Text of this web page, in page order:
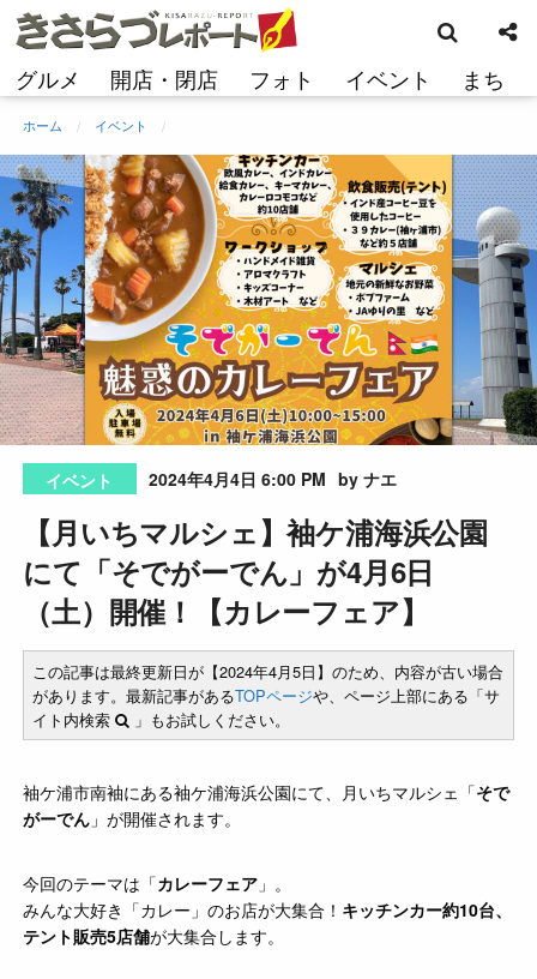
コ
ン
ン
へ
ス
キ
ッ
プ
グルメ 開店・閉店 フォト イベント まち
索
ホーム イベント
イベント 2024年4月4日 6:00 PM by ナエ
【月いちマルシェ】袖ケ浦海浜公園
にて「そでがーでん」が4月6日
（土）開催！【カレーフェア】
この記事は最終更新日が【2024年4月5日】のため、内容が古い場合
があります。最新記事があるTOPページや、ページ上部にある「サ
イト内検索
」もお試しください。
袖ケ浦市南袖にある袖ケ浦海浜公園にて、月いちマルシェ「そで
がーでん 」が開催されます。
今回のテーマは「カレーフェア 」。
みんな大好き「カレー」のお店が大集合！ キッチンカー約10台、
テント販売5店舗が大集合します。